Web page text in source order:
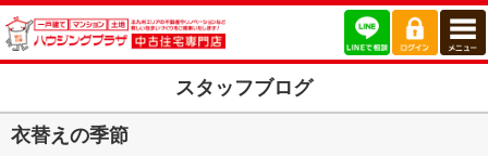
スタッフブログ
衣替えの季節